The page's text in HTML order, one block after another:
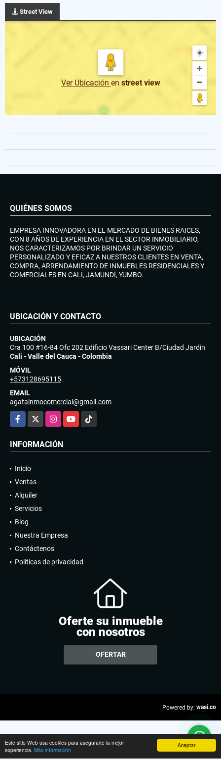
Aceptar
Este sitio Web usa cookies para asegurarte la mejor
experiencia. Más información
Street View
Ver Ubicación en street view
QUIÉNES SOMOS
EMPRESA INNOVADORA EN EL MERCADO DE BIENES RAICES,
CON 8 AÑOS DE EXPERIENCIA EN EL SECTOR INMOBILIARIO,
NOS CARACTERIZAMOS POR BRINDAR UN SERVICIO
PERSONALIZADO Y EFICAZ A NUESTROS CLIENTES EN VENTA,
COMPRA, ARRENDAMIENTO DE INMUEBLES RESIDENCIALES Y
COMERCIALES EN CALI, JAMUNDI, YUMBO.
UBICACIÓN Y CONTACTO
UBICACIÓN
Cra 100 #16-84 Ofc 202 Edificio Vassari Center B/Ciudad Jardin
Cali - Valle del Cauca - Colombia
MÓVIL
+573128695115
EMAIL
agatainmocomercial@gmail.com
Facebook
InstagramYouTubeTikTok
INFORMACIÓN
Inicio
Ventas
Alquiler
Servicios
Blog
Nuestra Empresa
Contáctenos
Políticas de privacidad
Oferte su inmueble
con nosotros
OFERTAR
Powered by: wasi.co